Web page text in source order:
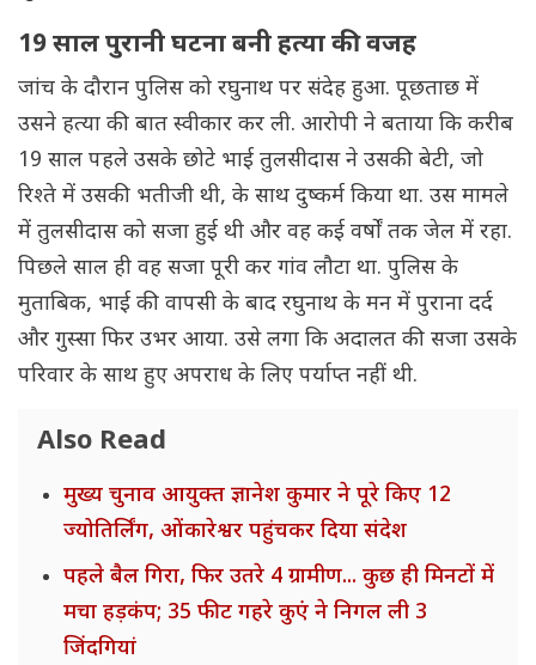
19 साल पुरानी घटना बनी हत्या की वजह
जांच के दौरान पुलिस को रघुनाथ पर संदेह हुआ. पूछताछ में
उसने हत्या की बात स्वीकार कर ली. आरोपी ने बताया कि करीब
19 साल पहले उसके छोटे भाई तुलसीदास ने उसकी बेटी, जो
रिश्ते में उसकी भतीजी थी, के साथ दुष्कर्म किया था. उस मामले
में तुलसीदास को सजा हुई थी और वह कई वर्षों तक जेल में रहा.
पिछले साल ही वह सजा पूरी कर गांव लौटा था. पुलिस के
मुताबिक, भाई की वापसी के बाद रघुनाथ के मन में पुराना दर्द
और गुस्सा फिर उभर आया. उसे लगा कि अदालत की सजा उसके
परिवार के साथ हुए अपराध के लिए पर्याप्त नहीं थी.
Also Read
मुख्य चुनाव आयुक्त ज्ञानेश कुमार ने पूरे किए 12
ज्योतिर्लिंग, ओंकारेश्वर पहुंचकर दिया संदेश
पहले बैल गिरा, फिर उतरे 4 ग्रामीण... कुछ ही मिनटों में
मचा हड़कंप; 35 फीट गहरे कुएं ने निगल ली 3
जिंदगियां